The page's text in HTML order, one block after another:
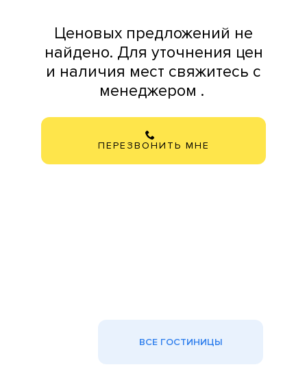
Ценовых предложений не
найдено. Для уточнения цен
и наличия мест свяжитесь с
менеджером .
ПЕРЕЗВОНИТЬ МНЕ
ВСЕ ГОСТИНИЦЫ